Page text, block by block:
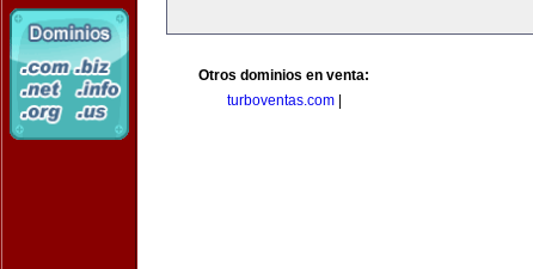
Otros dominios en venta:
turboventas.com|